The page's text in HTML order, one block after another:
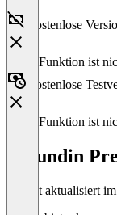
Kostenlose
Diese Funktion ist
Kostenlose
Diese Funktion ist
Hirundin
Zuletzt aktualisiert